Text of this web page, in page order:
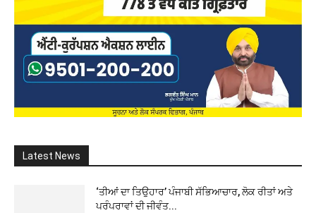
Latest News
‘ਤੀਆਂ ਦਾ ਤਿਉਹਾਰ’ ਪੰਜਾਬੀ ਸੱਭਿਆਚਾਰ, ਲੋਕ ਰੀਤਾਂ ਅਤੇ
ਪਰੰਪਰਾਵਾਂ ਦੀ ਜੀਵੰਤ...